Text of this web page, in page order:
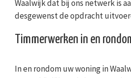
Waalwijk dat bij ons netwerk is
desgewenst de opdracht
Timmerwerken in en
In en rondom uw woning in